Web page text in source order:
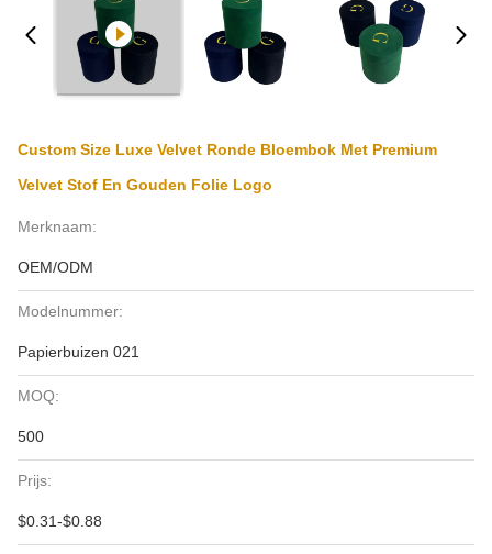
Custom Size Luxe Velvet Ronde Bloembok Met Premium
Velvet Stof En Gouden Folie Logo
Merknaam:
OEM/ODM
Modelnummer:
Papierbuizen 021
MOQ:
500
Prijs:
$0.31-$0.88